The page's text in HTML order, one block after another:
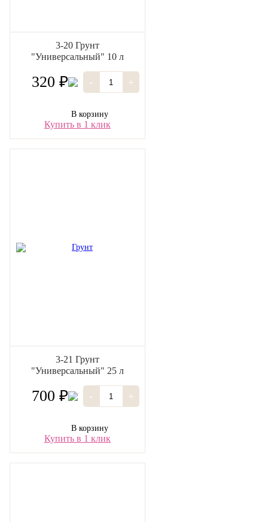
3-20 Грунт
"Универсальный" 10 л
320 ₽ - +
В корзину
Купить в 1 клик
3-21 Грунт
"Универсальный" 25 л
700 ₽ - +
В корзину
Купить в 1 клик